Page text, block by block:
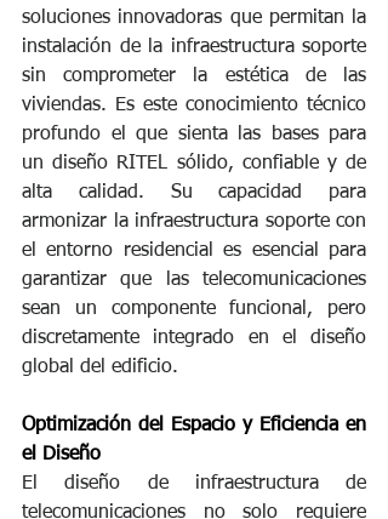
soluciones innovadoras que permitan la
instalación de la infraestructura soporte
sin comprometer la estética de las
viviendas. Es este conocimiento técnico
profundo el que sienta las bases para
un diseño RITEL sólido, confiable y de
alta calidad. Su capacidad para
armonizar la infraestructura soporte con
el entorno residencial es esencial para
garantizar que las telecomunicaciones
sean un componente funcional, pero
discretamente integrado en el diseño
global del edificio.
Optimización del Espacio y Eficiencia en
el Diseño
El diseño de infraestructura de
telecomunicaciones no solo requiere